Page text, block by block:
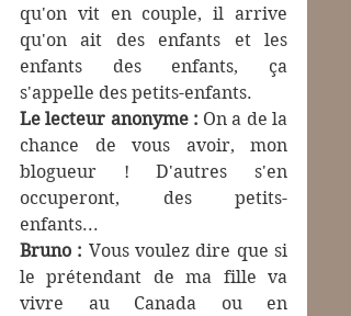
qu'on vit en couple, il arrive
qu'on ait des enfants et les
enfants des enfants, ça
s'appelle des petits-enfants.
Le lecteur anonyme : On a de la
chance de vous avoir, mon
blogueur ! D'autres s'en
occuperont, des petits-
enfants...
Bruno : Vous voulez dire que si
le prétendant de ma fille va
vivre au Canada ou en